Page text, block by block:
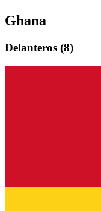
Ghana
Delanteros (8)